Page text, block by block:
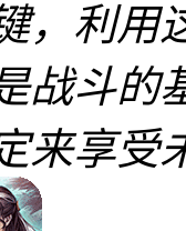
，利用
战斗的
来享受